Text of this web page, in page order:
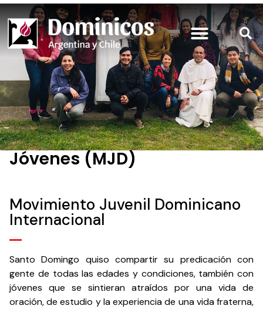
Jóvenes (MJD)
Movimiento Juvenil Dominicano
Internacional
Santo Domingo quiso compartir su predicación con
gente de todas las edades y condiciones, también con
jóvenes que se sintieran atraídos por una vida de
oración, de estudio y la experiencia de una vida fraterna,